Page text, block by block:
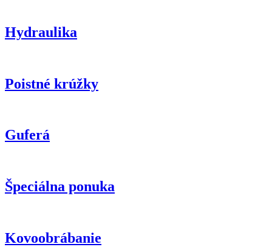
Hydraulika
Poistné krúžky
Guferá
Špeciálna ponuka
Kovoobrábanie